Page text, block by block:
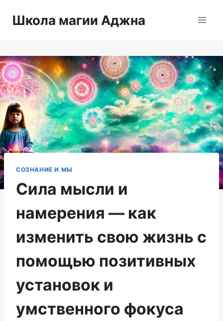
Школа магии Аджна
СОЗНАНИЕ И МЫ
Сила мысли и
намерения — как
изменить свою жизнь с
помощью позитивных
установок и
умственного фокуса